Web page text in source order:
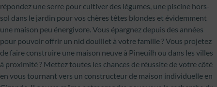
répondez une serre pour cultiver des légumes, une piscine hors-
sol dans le jardin pour vos chères têtes blondes et évidemment
une maison peu énergivore. Vous épargnez depuis des années
pour pouvoir offrir un nid douillet à votre famille ? Vous projetez
de faire construire une maison neuve à Pineuilh ou dans les villes
à proximité ? Mettez toutes les chances de réussite de votre côté
en vous tournant vers un constructeur de maison individuelle en